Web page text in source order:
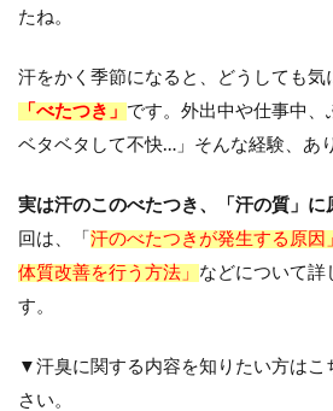
たね。
汗をかく季節になると、どうしても気
「べたつき」 です。外出中や仕事中
ベタベタして不快…」そんな経験、あ
実は汗のこのべたつき、「汗の質」に
回は、「 汗のべたつきが発生する原因
体質改善を行う方法」 などについて詳
す。
▼汗臭に関する内容を知りたい方はこ
さい。